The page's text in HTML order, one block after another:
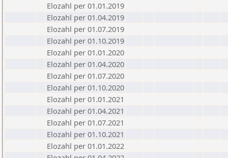
Elozahl per 01.01.2019
Elozahl per 01.04.2019
Elozahl per 01.07.2019
Elozahl per 01.10.2019
Elozahl per 01.01.2020
Elozahl per 01.04.2020
Elozahl per 01.07.2020
Elozahl per 01.10.2020
Elozahl per 01.01.2021
Elozahl per 01.04.2021
Elozahl per 01.07.2021
Elozahl per 01.10.2021
Elozahl per 01.01.2022